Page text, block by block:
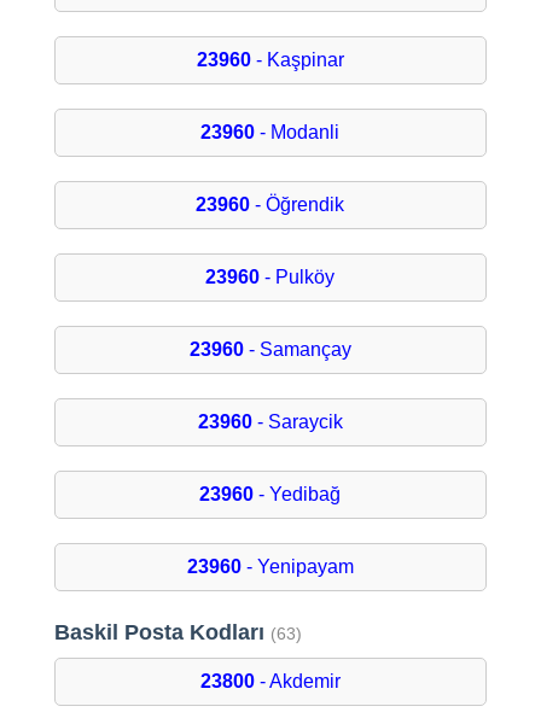
23960- Kaşpinar
23960 - Modanli
23960 - Öğrendik
23960 - Pulköy
23960- Samançay
23960- Saraycik
23960 - Yedibağ
23960- Yenipayam
Baskil Posta Kodları (63)
23800- Akdemir